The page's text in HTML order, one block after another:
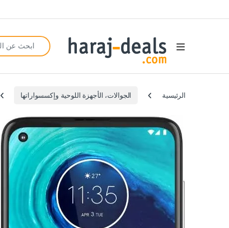
Open
Search for:
الرئيسية الجوالات، الأجهزة اللوحية وإكسسواراتها